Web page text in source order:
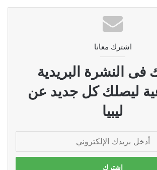
اشترك معانا
فى النشرة البريدية
ليصلك كل جديد عن
ليبيا